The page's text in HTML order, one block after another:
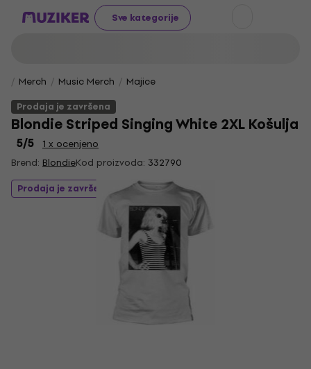
Sve kategorije
Merch Music Merch
Majice
Prodaja je završena
Blondie Striped Singing White 2XL Košulja
5/5
1 x ocenjeno
Brend: BlondieKod proizvoda: 332790
Prodaja je završena